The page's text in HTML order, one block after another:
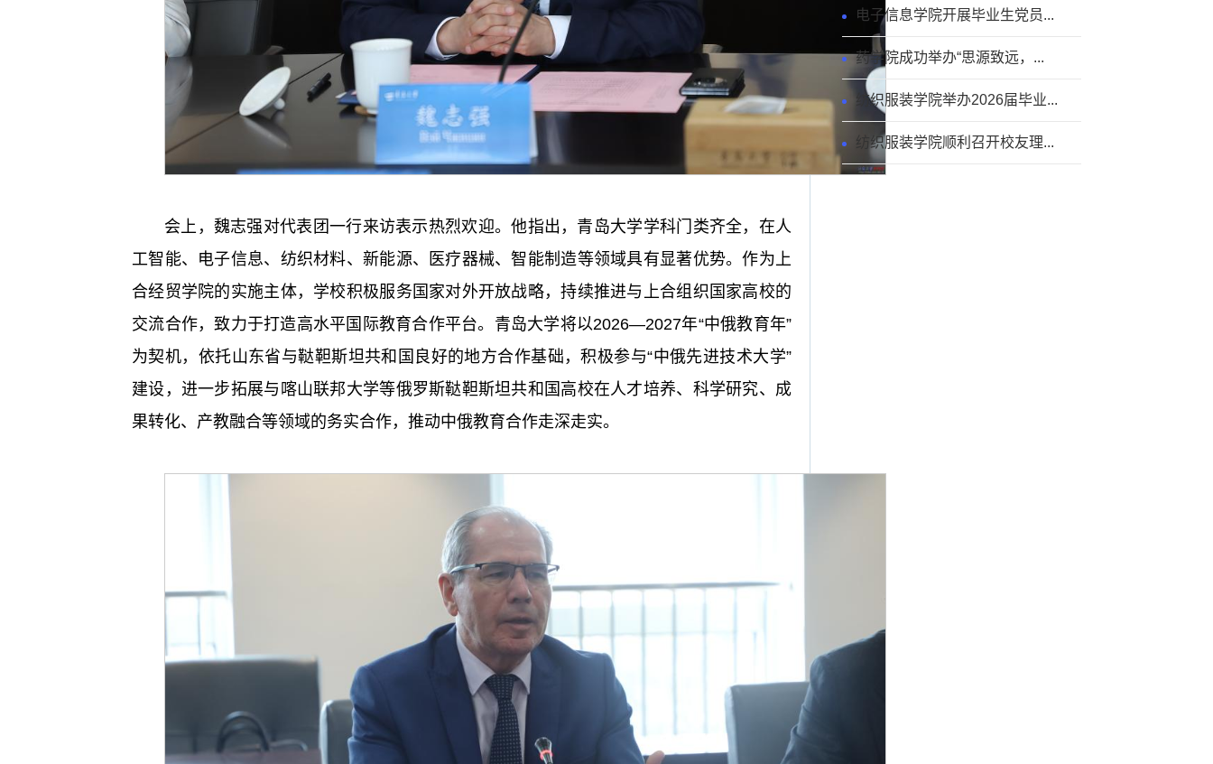
电子信息学院开展毕业生党员...
药学院成功举办“思源致远，...
纺织服装学院举办2026届毕业...
纺织服装学院顺利召开校友理...
会上，魏志强对代表团一行来访表示热烈欢迎。他指出，青岛大学学科门类齐全，在人
工智能、电子信息、纺织材料、新能源、医疗器械、智能制造等领域具有显著优势。作为上
合经贸学院的实施主体，学校积极服务国家对外开放战略，持续推进与上合组织国家高校的
交流合作，致力于打造高水平国际教育合作平台。青岛大学将以2026—2027年“中俄教育年”
为契机，依托山东省与鞑靼斯坦共和国良好的地方合作基础，积极参与“中俄先进技术大学”
建设，进一步拓展与喀山联邦大学等俄罗斯鞑靼斯坦共和国高校在人才培养、科学研究、成
果转化、产教融合等领域的务实合作，推动中俄教育合作走深走实。